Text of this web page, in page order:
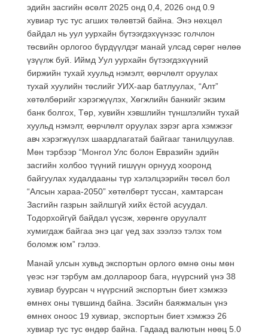
эдийн засгийн өсөлт 2025 онд 0,4, 2026 онд 0.9
хувиар тус тус агших төлөвтэй байна. Энэ нөхцөл
байдал нь уул уурхайн бүтээгдэхүүнээс голчлон
төсвийн орлогоо бүрдүүлдэг манай улсад сөрөг нөлөө
үзүүлж буй. Иймд Уул уурхайн бүтээгдэхүүний
биржийн тухай хуульд нэмэлт, өөрчлөлт оруулах
тухай хуулийн төслийг УИХ-аар батлуулах, “Алт”
хөтөлбөрийг хэрэгжүүлэх, Хөгжлийн банкийг экзим
банк болгох, Төр, хувийн хэвшлийн түншлэлийн тухай
хуульд нэмэлт, өөрчлөлт оруулах зэрэг арга хэмжээг
авч хэрэгжүүлэх шаардлагатай байгааг танилцуулав.
Мөн тэрбээр “Монгол Улс болон Евразийн эдийн
засгийн холбоо түүний гишүүн орнууд хооронд
байгуулах худалдааны түр хэлэлцээрийн төсөл бол
“Алсын хараа-2050” хөтөлбөрт туссан, хамтарсан
Засгийн газрын зайлшгүй хийх ёстой асуудал.
Тодорхойгүй байдал үүсэж, хөрөнгө оруулалт
хумигдаж байгаа энэ цаг үед зах зээлээ тэлэх том
боломж юм” гэлээ.
Манай улсын хувьд экспортын орлого өмнө оны мөн
үеэс нэг тэрбум ам.доллароор бага, нүүрсний үнэ 38
хувиар буурсан ч нүүрсний экспортын биет хэмжээ
өмнөх оны түвшинд байна. Зэсийн баяжмалын үнэ
өмнөх оноос 19 хувиар, экспортын биет хэмжээ 26
хувиар тус тус өндөр байна. Гадаад валютын нөөц 5.0